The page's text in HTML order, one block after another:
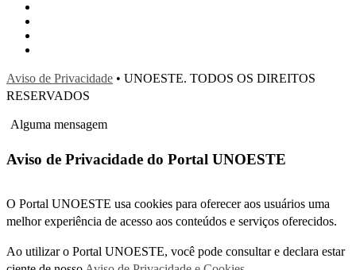
Aviso de Privacidade • UNOESTE. TODOS OS DIREITOS
RESERVADOS
Alguma mensagem
Aviso de Privacidade do Portal UNOESTE
O Portal UNOESTE usa cookies para oferecer aos usuários uma
melhor experiência de acesso aos conteúdos e serviços oferecidos.
Ao utilizar o Portal UNOESTE, você pode consultar e declara estar